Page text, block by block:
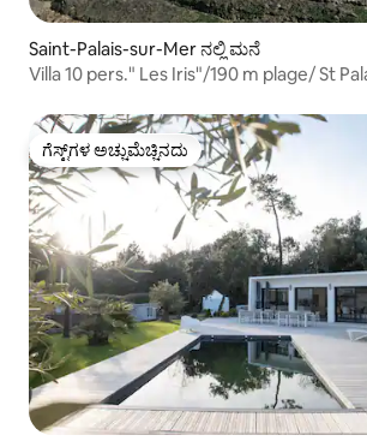
Saint-Palais-sur-Mer ನಲ್ಲಿ ಮನೆ
Villa 10 pers." Les Iris"/190 m plage/ St
ಗೆಸ್ಟ್‌ಗಳ ಅಚ್ಚುಮೆಚ್ಚಿನದು
ಗೆಸ್ಟ್‌ಗಳ ಅಚ್ಚುಮೆಚ್ಚಿನದು